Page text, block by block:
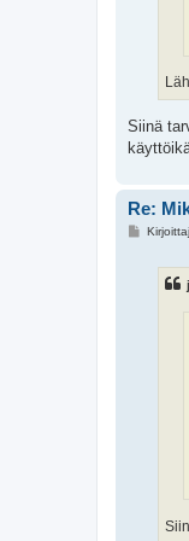
Siinä
Re:
V